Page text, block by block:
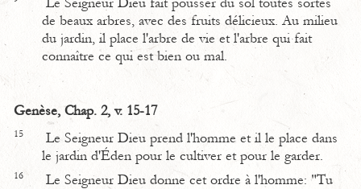
Le Seigneur Dieu fait pousser du sol toutes sortes
de beaux arbres, avec des fruits délicieux. Au milieu
du jardin, il place l'arbre de vie et l'arbre qui fait
connaître ce qui est bien ou mal.
Genèse, Chap. 2, v. 15-17
15
Le Seigneur Dieu prend l'homme et il le place dans
le jardin d'Éden pour le cultiver et pour le garder.
16
Le Seigneur Dieu donne cet ordre à l'homme: "Tu